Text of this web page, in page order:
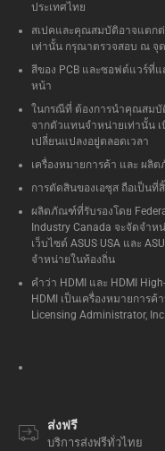
ประเทศไทย
สเปคและคุณสมบัติอาจแตก
เท่านั้น กรุณาตรวจสอบ ณ จุ
สีของ PCB และซอฟต์แวร์ที่
หน้า
ในกรณีที่ ต้องการนำคุณสมบั
จากตัวแทนจำหน่ายเท่านั้น
เปลี่ยนแปลงอยู่ตลอดเวลา
เครื่องหมายการค้า และ ผลิ
การตัดสินของเอซุส ถือเป็นที่
ผลิตภัณฑ์ที่รับรองโดย
Industry Canada จะจัดจำ
เว็บไซต์ ASUS USA และ
จำหน่ายในท้องถิ่น
คำว่า HDMI และ HDMI
HDMI เป็นเครื่องหมายการค้
Licensing Administrator,
ส่งฟรี
บริการส่งฟรีทั่วไทย